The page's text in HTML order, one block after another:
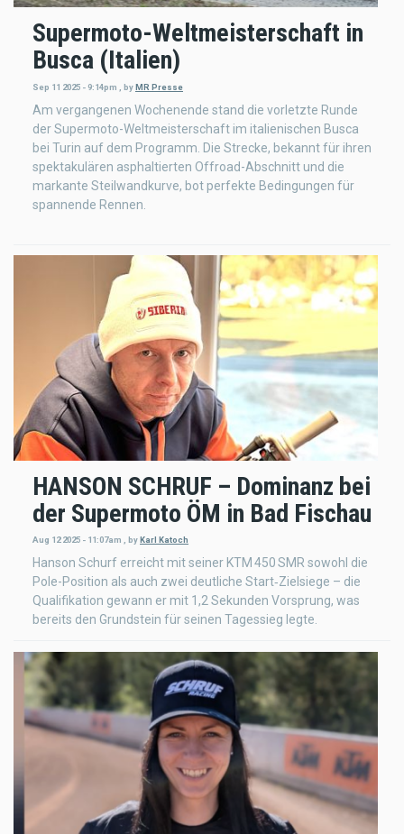
Supermoto-Weltmeisterschaft in
Busca (Italien)
Sep 11 2025 - 9:14pm byMR Presse
Am vergangenen Wochenende stand die vorletzte Runde
der Supermoto-Weltmeisterschaft im italienischen Busca
bei Turin auf dem Programm. Die Strecke, bekannt für ihren
spektakulären asphaltierten Offroad-Abschnitt und die
markante Steilwandkurve, bot perfekte Bedingungen für
spannende Rennen.
HANSON SCHRUF – Dominanz bei
der Supermoto ÖM in Bad Fischau
Aug 12 2025 - 11:07am byKarl Katoch
Hanson Schurf erreicht mit seiner KTM 450 SMR sowohl die
Pole-Position als auch zwei deutliche Start‑Zielsiege – die
Qualifikation gewann er mit 1,2 Sekunden Vorsprung, was
bereits den Grundstein für seinen Tagessieg legte.